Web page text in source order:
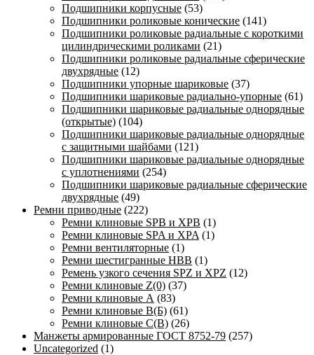
Подшипники корпусные (53)
Подшипники роликовые конические (141)
Подшипники роликовые радиальные с короткими
цилиндрическими роликами (21)
Подшипники роликовые радиальные сферические
двухрядные (12)
Подшипники упорные шариковые (37)
Подшипники шариковые радиально-упорные (61)
Подшипники шариковые радиальные однорядные
(открытые) (104)
Подшипники шариковые радиальные однорядные
с защитными шайбами (121)
Подшипники шариковые радиальные однорядные
с уплотнениями (254)
Подшипники шариковые радиальные сферические
двухрядные (49)
Ремни приводные (222)
Ремни клиновые SPB и XPB (1)
Ремни клиновые SPA и XPA (1)
Ремни вентиляторные (1)
Ремни шестигранные HBB (1)
Ремень узкого сечения SPZ и XPZ (12)
Ремни клиновые Z(0) (37)
Ремни клиновые А (83)
Ремни клиновые В(Б) (61)
Ремни клиновые С(В) (26)
Манжеты армированные ГОСТ 8752-79 (257)
Uncategorized (1)